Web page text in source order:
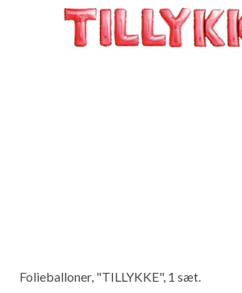
Folieballoner, "TILLYKKE", 1 sæt.